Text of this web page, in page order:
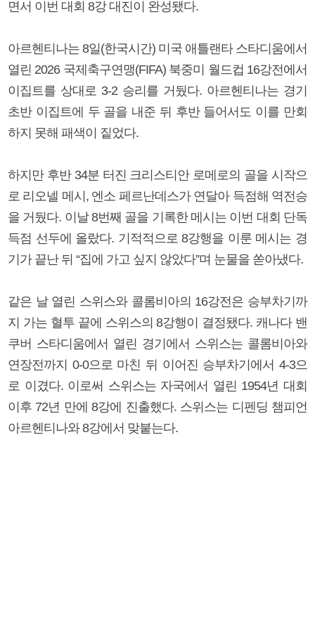
면서 이번 대회 8강 대진이 완성됐다.
아르헨티나는 8일(한국시간) 미국 애틀랜타 스타디움에서
열린 2026 국제축구연맹(FIFA) 북중미 월드컵 16강전에서
이집트를 상대로 3-2 승리를 거뒀다. 아르헨티나는 경기
초반 이집트에 두 골을 내준 뒤 후반 들어서도 이를 만회
하지 못해 패색이 짙었다.
하지만 후반 34분 터진 크리스티안 로메로의 골을 시작으
로 리오넬 메시, 엔소 페르난데스가 연달아 득점해 역전승
을 거뒀다. 이날 8번째 골을 기록한 메시는 이번 대회 단독
득점 선두에 올랐다. 기적적으로 8강행을 이룬 메시는 경
기가 끝난 뒤 “집에 가고 싶지 않았다”며 눈물을 쏟아냈다.
같은 날 열린 스위스와 콜롬비아의 16강전은 승부차기까
지 가는 혈투 끝에 스위스의 8강행이 결정됐다. 캐나다 밴
쿠버 스타디움에서 열린 경기에서 스위스는 콜롬비아와
연장전까지 0-0으로 마친 뒤 이어진 승부차기에서 4-3으
로 이겼다. 이로써 스위스는 자국에서 열린 1954년 대회
이후 72년 만에 8강에 진출했다. 스위스는 디펜딩 챔피언
아르헨티나와 8강에서 맞붙는다.